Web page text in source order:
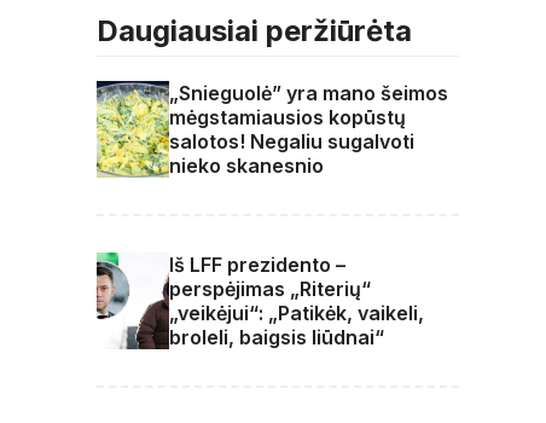
Daugiausiai peržiūrėta
„Snieguolė” yra mano šeimos
mėgstamiausios kopūstų
salotos! Negaliu sugalvoti
nieko skanesnio
Iš LFF prezidento –
perspėjimas „Riterių“
„veikėjui“: „Patikėk, vaikeli,
broleli, baigsis liūdnai“